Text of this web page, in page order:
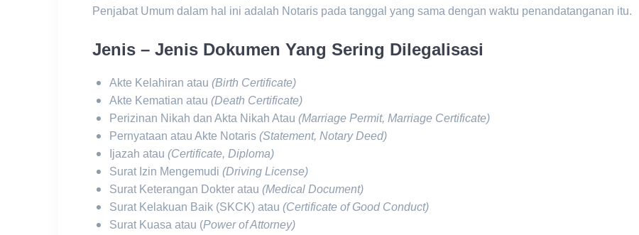
Penjabat Umum dalam hal ini adalah Notaris pada tanggal yang sama dengan waktu penandatanganan itu.
Jenis – Jenis Dokumen Yang Sering Dilegalisasi
Akte Kelahiran atau(Birth Certificate)
Akte Kematian atau(Death Certificate)
Perizinan Nikah dan Akta Nikah Atau(Marriage Permit, Marriage Certificate)
Pernyataan atau Akte Notaris(Statement, Notary Deed)
Ijazah atau(Certificate, Diploma)
Surat Izin Mengemudi(Driving License)
Surat Keterangan Dokter atau(Medical Document)
Surat Kelakuan Baik (SKCK) atau(Certificate of Good Conduct)
Surat Kuasa atau (Power of Attorney)